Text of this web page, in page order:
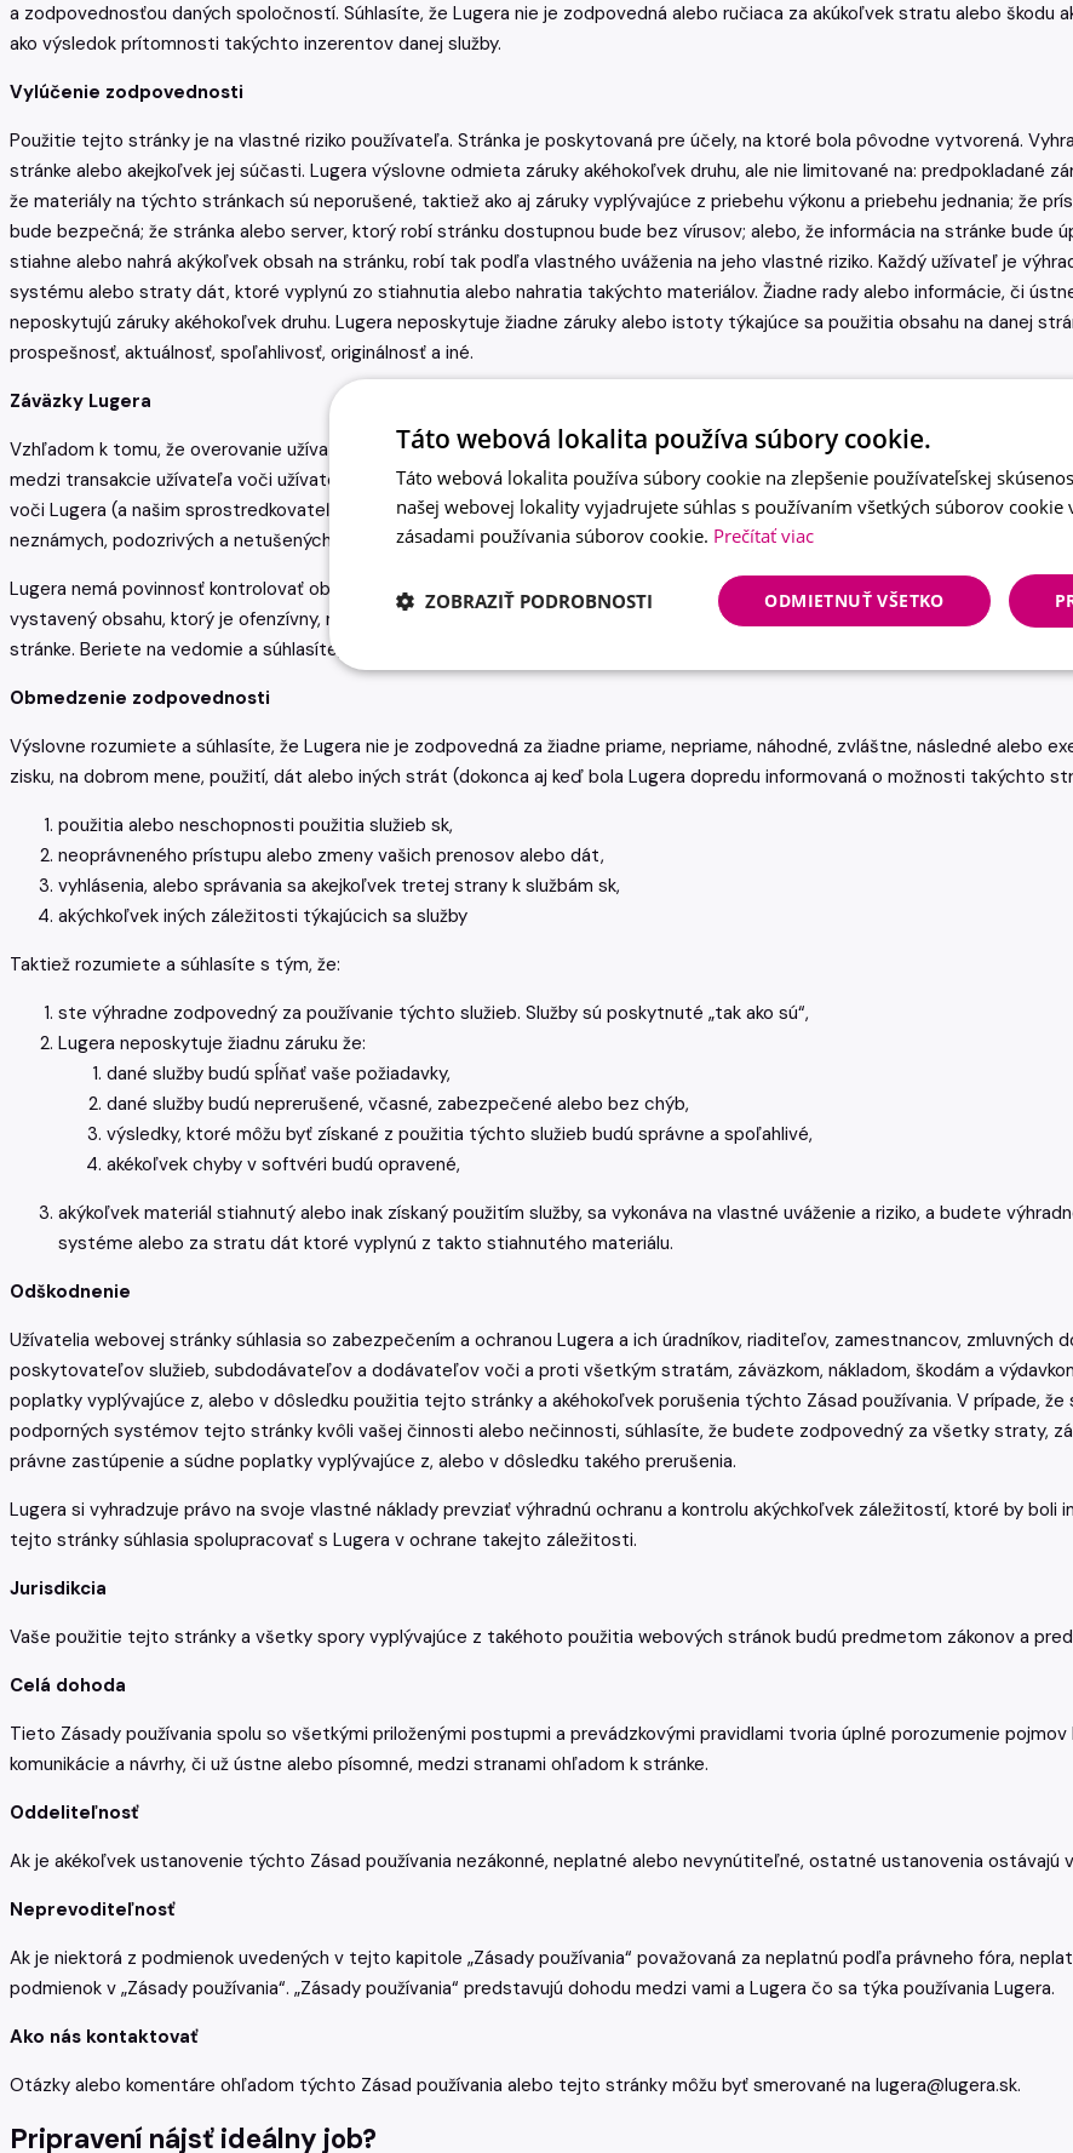
a zodpovednosťou daných spoločností. Súhlasíte, že Lugera nie je zodpovedná alebo ručiaca za akúkoľvek stratu alebo škodu
ako výsledok prítomnosti takýchto inzerentov danej služby.
Vylúčenie zodpovednosti
Použitie tejto stránky je na vlastné riziko používateľa. Stránka je poskytovaná pre účely, na ktoré bola pôvodne vytvorená.
stránke alebo akejkoľvek jej súčasti. Lugera výslovne odmieta záruky akéhokoľvek druhu, ale nie limitované na: predpokladané
že materiály na týchto stránkach sú neporušené, taktiež ako aj záruky vyplývajúce z priebehu výkonu a priebehu jednania; že
bude bezpečná; že stránka alebo server, ktorý robí stránku dostupnou bude bez vírusov; alebo, že informácia na stránke bude
stiahne alebo nahrá akýkoľvek obsah na stránku, robí tak podľa vlastného uváženia na jeho vlastné riziko. Každý užívateľ je
systému alebo straty dát, ktoré vyplynú zo stiahnutia alebo nahratia takýchto materiálov. Žiadne rady alebo informácie, či
neposkytujú záruky akéhokoľvek druhu. Lugera neposkytuje žiadne záruky alebo istoty týkajúce sa použitia obsahu na danej
prospešnosť, aktuálnosť, spoľahlivosť, originálnosť a iné.
Záväzky Lugera
Vzhľadom k tomu, že overovanie užívateľov na internete je ťažké, Lugera nemôže a nepotvrdzuje, že každý užívateľ je naozaj
medzi transakcie užívateľa voči užívateľovi alebo kontrolovať správanie účastníkov na ktorejkoľvek stránke Lugera, v prípade
voči Lugera (a našim sprostredkovateľom a zamestnancom) akýchkoľvek nárokov, požiadaviek a škôd (aktuálnych a
neznámych, podozrivých a netušených, odhalených a skrytých, vyplývajúcich alebo akýmkoľvek spôsobom spojených s takýmito
Lugera nemá povinnosť kontrolovať obsah odoslaný svojimi užívateľmi a negarantuje presnosť, bezúhonnosť alebo kvalitu
vystavený obsahu, ktorý je ofenzívny, nemravný alebo nevyžiadaný. Tento materiál môže obsahovať nepresnosti alebo
stránke. Beriete na vedomie a súhlasíte, že ste sám zodpovedný za formu, obsah alebo presnosť materiálu, ktorý umiestnite na
Obmedzenie zodpovednosti
Výslovne rozumiete a súhlasíte, že Lugera nie je zodpovedná za žiadne priame, nepriame, náhodné, zvláštne, následné alebo
zisku, na dobrom mene, použití, dát alebo iných strát (dokonca aj keď bola Lugera dopredu informovaná o možnosti takýchto
použitia alebo neschopnosti použitia služieb sk,
neoprávneného prístupu alebo zmeny vašich prenosov alebo dát,
vyhlásenia, alebo správania sa akejkoľvek tretej strany k službám sk,
akýchkoľvek iných záležitosti týkajúcich sa služby
Taktiež rozumiete a súhlasíte s tým, že:
ste výhradne zodpovedný za používanie týchto služieb. Služby sú poskytnuté „tak ako sú“,
Lugera neposkytuje žiadnu záruku že:
dané služby budú spĺňať vaše požiadavky,
dané služby budú neprerušené, včasné, zabezpečené alebo bez chýb,
výsledky, ktoré môžu byť získané z použitia týchto služieb budú správne a spoľahlivé,
akékoľvek chyby v softvéri budú opravené,
akýkoľvek materiál stiahnutý alebo inak získaný použitím služby, sa vykonáva na vlastné uváženie a riziko, a budete
systéme alebo za stratu dát ktoré vyplynú z takto stiahnutého materiálu.
Odškodnenie
Užívatelia webovej stránky súhlasia so zabezpečením a ochranou Lugera a ich úradníkov, riaditeľov, zamestnancov,
poskytovateľov služieb, subdodávateľov a dodávateľov voči a proti všetkým stratám, záväzkom, nákladom, škodám a
poplatky vyplývajúce z, alebo v dôsledku použitia tejto stránky a akéhokoľvek porušenia týchto Zásad používania. V prípade,
podporných systémov tejto stránky kvôli vašej činnosti alebo nečinnosti, súhlasíte, že budete zodpovedný za všetky straty,
právne zastúpenie a súdne poplatky vyplývajúce z, alebo v dôsledku takého prerušenia.
Lugera si vyhradzuje právo na svoje vlastné náklady prevziať výhradnú ochranu a kontrolu akýchkoľvek záležitostí, ktoré by
tejto stránky súhlasia spolupracovať s Lugera v ochrane takejto záležitosti.
Jurisdikcia
Vaše použitie tejto stránky a všetky spory vyplývajúce z takéhoto použitia webových stránok budú predmetom zákonov a
Celá dohoda
Tieto Zásady používania spolu so všetkými priloženými postupmi a prevádzkovými pravidlami tvoria úplné porozumenie
komunikácie a návrhy, či už ústne alebo písomné, medzi stranami ohľadom k stránke.
Oddeliteľnosť
Ak je akékoľvek ustanovenie týchto Zásad používania nezákonné, neplatné alebo nevynútiteľné, ostatné ustanovenia ostávajú
Neprevoditeľnosť
Ak je niektorá z podmienok uvedených v tejto kapitole „Zásady používania“ považovaná za neplatnú podľa právneho fóra,
podmienok v „Zásady používania“. „Zásady používania“ predstavujú dohodu medzi vami a Lugera čo sa týka používania Lugera.
Ako nás kontaktovať
Otázky alebo komentáre ohľadom týchto Zásad používania alebo tejto stránky môžu byť smerované na lugera@lugera.sk.
Pripravení nájsť ideálny job?
Táto webová lokalita používa súbory cookie.
Táto webová lokalita používa súbory cookie na zlepšenie používateľskej
našej webovej lokality vyjadrujete súhlas s používaním všetkých súborov cookie
zásadami používania súborov cookie. Prečítať viac
ODMIETNUŤ VŠETKO
ZOBRAZIŤ PODROBNOSTI